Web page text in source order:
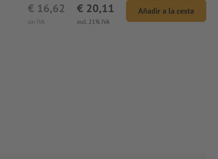
sin IVA
€ 16,62
incl. 21% IVA
€ 20,11 Añadir a la cesta